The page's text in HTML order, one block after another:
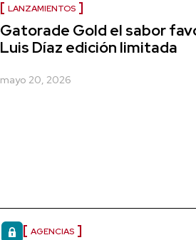
LANZAMIENTOS
Gatorade Gold el sabor
Luis Díaz edición limitada
mayo 20, 2026
AGENCIAS